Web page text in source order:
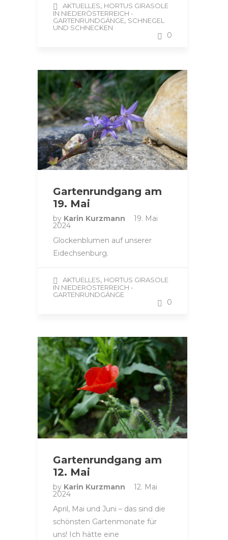
AKTUELLES, HORTUS GIRASOLE
IN NIEDERÖSTERREICH -
GARTENRUNDGÄNGE, SCHNEGEL
UND SCHNECKEN
0
Gartenrundgang am
19. Mai
by Karin Kurzmann 19. Mai
2024
Glockenblumen auf unserer
Eidechsenburg.
AKTUELLES, HORTUS GIRASOLE
IN NIEDERÖSTERREICH -
GARTENRUNDGÄNGE
0
Gartenrundgang am
12. Mai
by Karin Kurzmann 12. Mai
2024
April, Mai und Juni – das sind die
schönsten Gartenmonate für
uns! Ich hätte eine